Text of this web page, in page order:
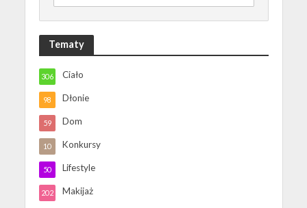
Tematy
Ciało
306
Dłonie
98
Dom
59
Konkursy
10
Lifestyle
50
Makijaż
202